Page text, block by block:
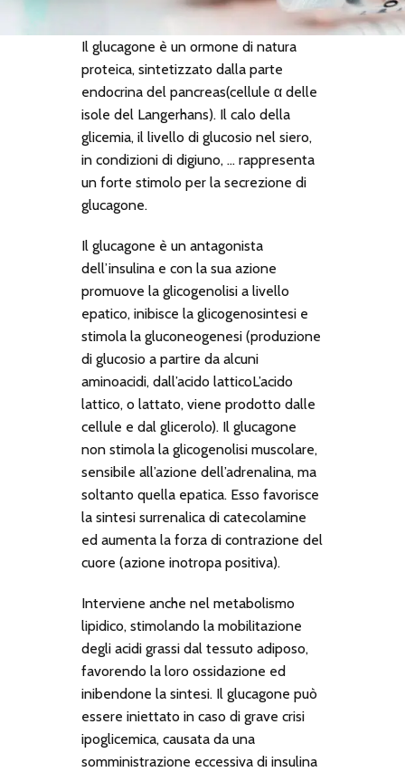
Il glucagone è un ormone di natura
proteica, sintetizzato dalla parte
endocrina del pancreas(cellule α delle
isole del Langerhans). Il calo della
glicemia, il livello di glucosio nel siero,
in condizioni di digiuno, … rappresenta
un forte stimolo per la secrezione di
glucagone.
Il glucagone è un antagonista
dell’insulina e con la sua azione
promuove la glicogenolisi a livello
epatico, inibisce la glicogenosintesi e
stimola la gluconeogenesi (produzione
di glucosio a partire da alcuni
aminoacidi, dall’acido latticoL’acido
lattico, o lattato, viene prodotto dalle
cellule e dal glicerolo). Il glucagone
non stimola la glicogenolisi muscolare,
sensibile all’azione dell’adrenalina, ma
soltanto quella epatica. Esso favorisce
la sintesi surrenalica di catecolamine
ed aumenta la forza di contrazione del
cuore (azione inotropa positiva).
Interviene anche nel metabolismo
lipidico, stimolando la mobilitazione
degli acidi grassi dal tessuto adiposo,
favorendo la loro ossidazione ed
inibendone la sintesi. Il glucagone può
essere iniettato in caso di grave crisi
ipoglicemica, causata da una
somministrazione eccessiva di insulina